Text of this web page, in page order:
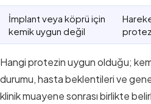
İmplant veya köprü için
kemik uygun değil
protez
Hangi protezin uygun olduğu;
durumu, hasta beklentileri ve
klinik muayene sonrası birlikte